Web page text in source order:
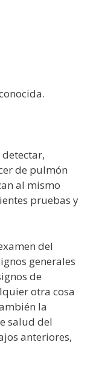
de pulmón
al mismo
pruebas y
del
generales
de
otra cosa
la
salud del
anteriores,